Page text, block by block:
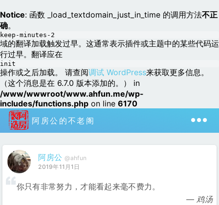
Notice: 函数 _load_textdomain_just_in_time 的调用方法不正
确。
keep-minutes-2
域的翻译加载触发过早。这通常表示插件或主题中的某些代码运
行过早。翻译应在
init
操作或之后加载。 请查阅调试 WordPress来获取更多信息。
（这个消息是在 6.7.0 版本添加的。） in
/www/wwwroot/www.ahfun.me/wp-
includes/functions.php on line 6170
阿房公的不老阁
阿房公 @ahfun
2019年11月1日
你只有非常努力，才能看起来毫不费力。
鸡汤